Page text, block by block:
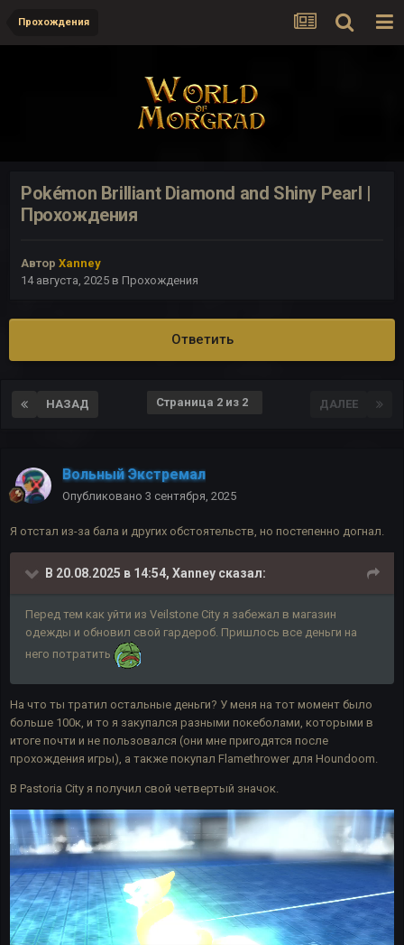
Прохождения
Pokémon Brilliant Diamond and Shiny Pearl |
Прохождения
Автор Xanney
14 августа, 2025 в Прохождения
Ответить
НАЗАД ДАЛЕЕ
Страница 2 из 2
Вольный Экстремал
Опубликовано 3 сентября, 2025
Я отстал из-за бала и других обстоятельств, но постепенно догнал.
В 20.08.2025 в 14:54, Xanney сказал:
Перед тем как уйти из Veilstone City я забежал в магазин
одежды и обновил свой гардероб. Пришлось все деньги на
него потратить
На что ты тратил остальные деньги? У меня на тот момент было
больше 100к, и то я закупался разными покеболами, которыми в
итоге почти и не пользовался (они мне пригодятся после
прохождения игры), а также покупал Flamethrower для Houndoom.
В Pastoria City я получил свой четвертый значок.